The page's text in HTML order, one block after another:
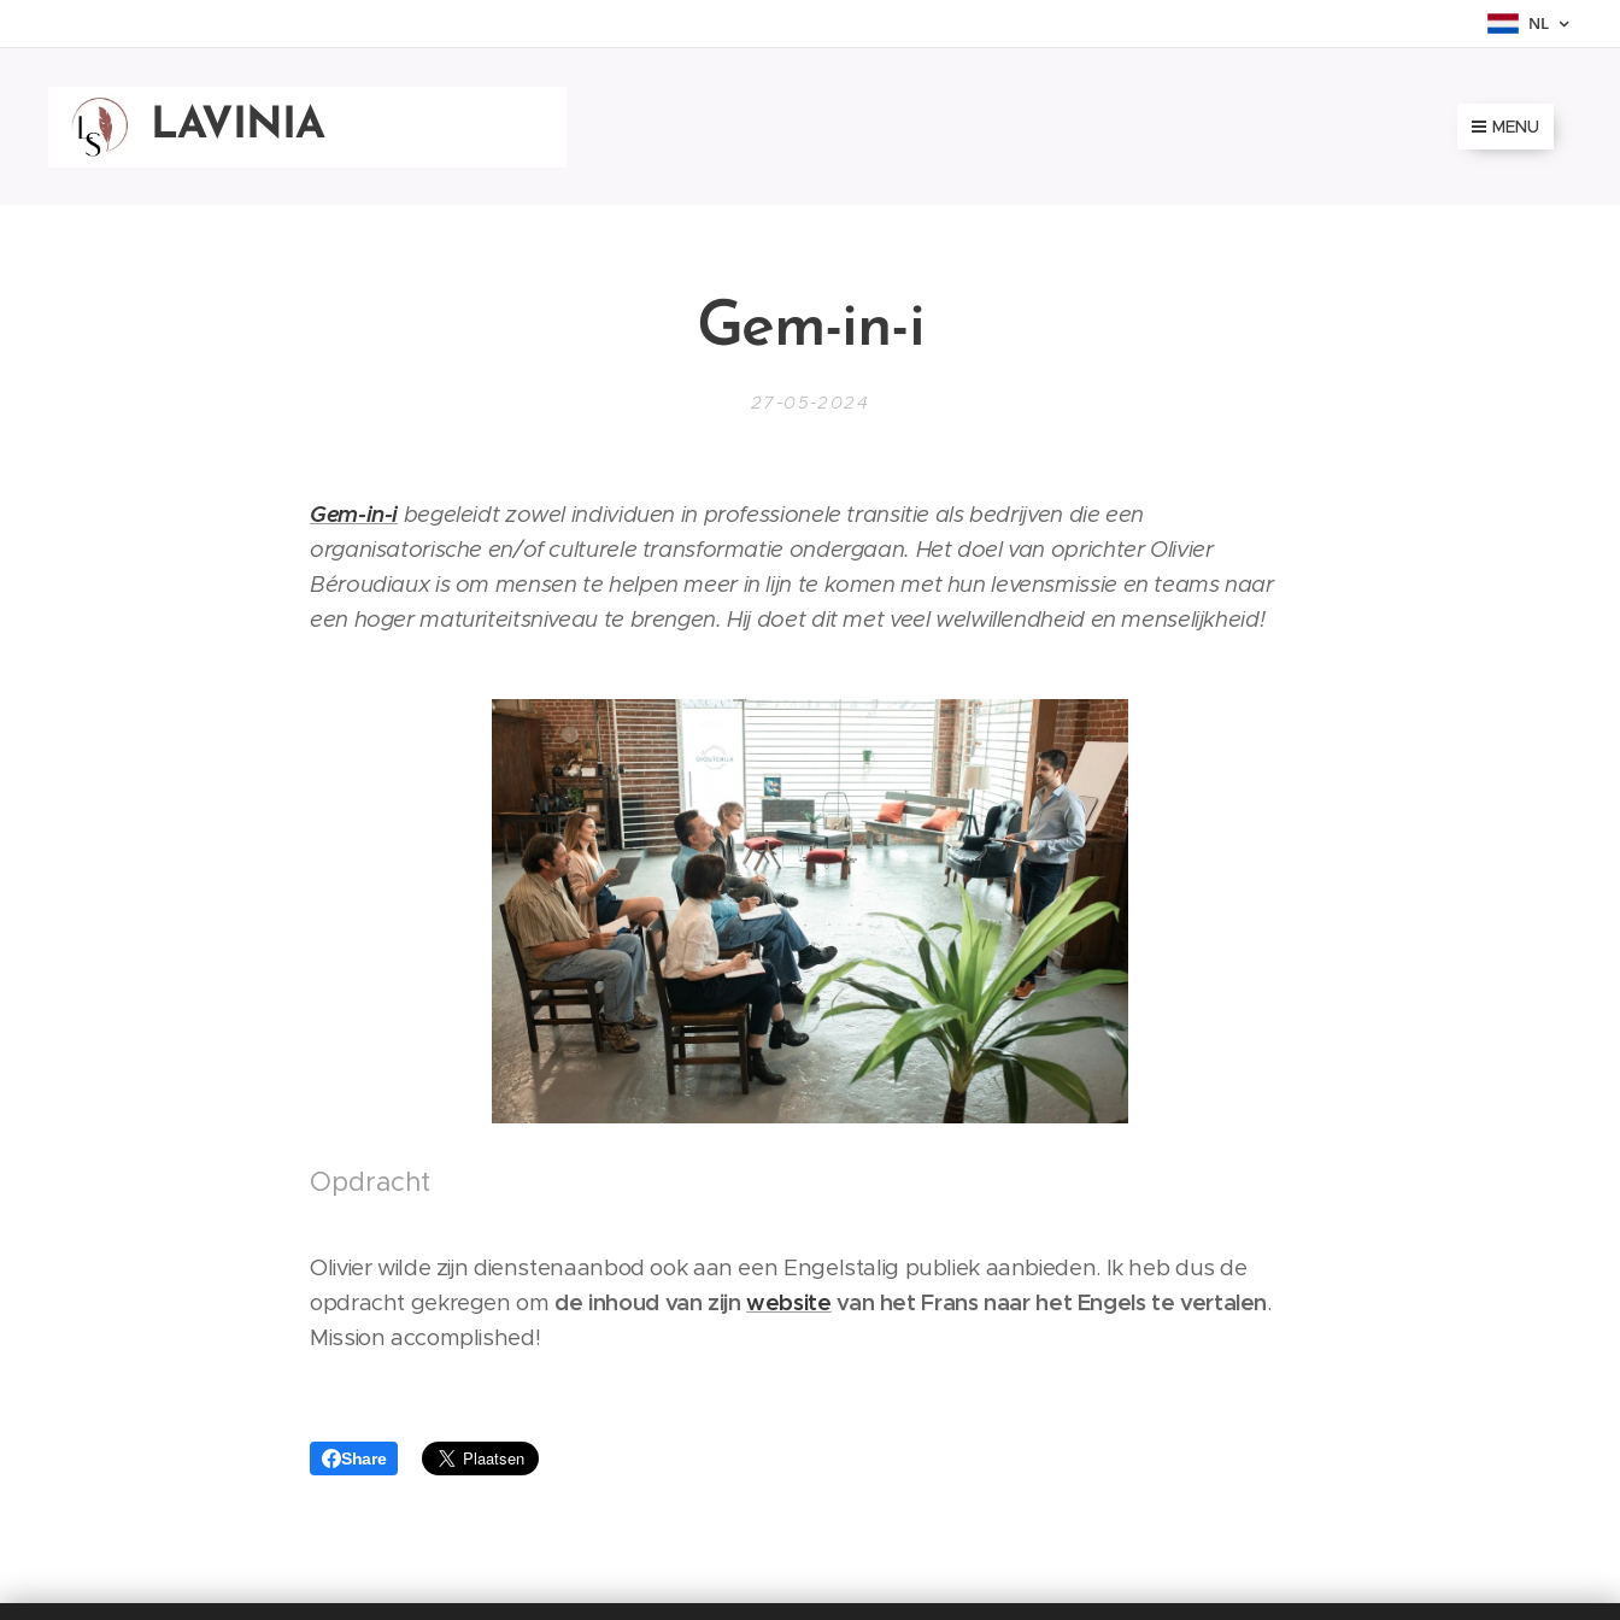
NL
LAVINIA
MENU
Gem-in-i
27-05-2024
Gem-in-i begeleidt zowel individuen in professionele transitie als bedrijven die een
organisatorische en/of culturele transformatie ondergaan. Het doel van oprichter Olivier
Béroudiaux is om mensen te helpen meer in lijn te komen met hun levensmissie en teams naar
een hoger maturiteitsniveau te brengen. Hij doet dit met veel welwillendheid en menselijkheid!
Opdracht
Olivier wilde zijn dienstenaanbod ook aan een Engelstalig publiek aanbieden. Ik heb dus de
opdracht gekregen om de inhoud van zijnwebsite van het Frans naar het Engels te vertalen.
Mission accomplished!
Share